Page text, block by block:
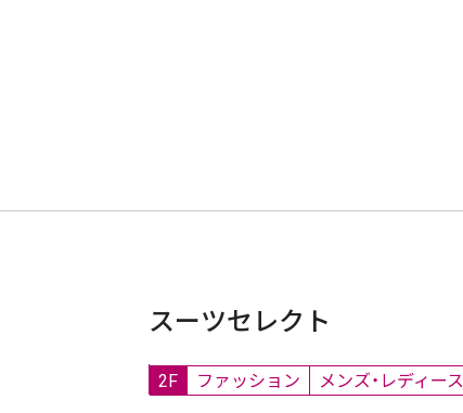
スーツセレクト
2F ファッション メンズ・レディース